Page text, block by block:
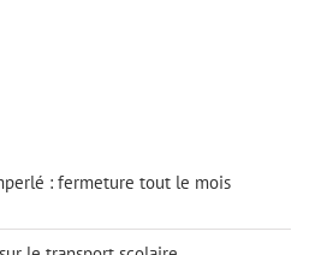
: fermeture tout le mois